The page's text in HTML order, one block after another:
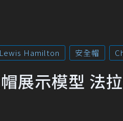
Lewis Hamilton 安全帽
展示模型 法